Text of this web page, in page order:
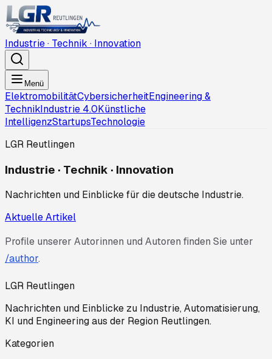
Industrie · Technik · Innovation
Menü
ElektromobilitätCybersicherheitEngineering &
TechnikIndustrie 4.0Künstliche
IntelligenzStartupsTechnologie
LGR Reutlingen
Industrie · Technik · Innovation
Nachrichten und Einblicke für die deutsche Industrie.
Aktuelle Artikel
Profile unserer Autorinnen und Autoren finden Sie unter
/author.
LGR Reutlingen
Nachrichten und Einblicke zu Industrie, Automatisierung,
KI und Engineering aus der Region Reutlingen.
Kategorien